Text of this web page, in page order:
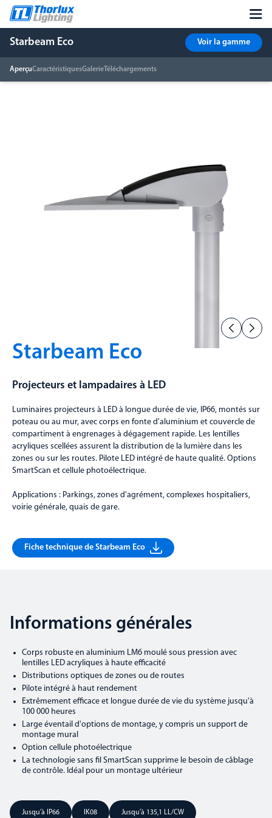
Starbeam Eco
AperçuCaractéristiquesGalerie Téléchargements
Voir la gamme
Starbeam Eco
Projecteurs et lampadaires à LED
Luminaires projecteurs à LED à longue durée de vie, IP66, montés sur
poteau ou au mur, avec corps en fonte d'aluminium et couvercle de
compartiment à engrenages à dégagement rapide. Les lentilles
acryliques scellées assurent la distribution de la lumière dans les
zones ou sur les routes. Pilote LED intégré de haute qualité. Options
SmartScan et cellule photoélectrique.
Applications : Parkings, zones d'agrément, complexes hospitaliers,
voirie générale, quais de gare.
Fiche technique de Starbeam Eco
Informations générales
Corps robuste en aluminium LM6 moulé sous pression avec
lentilles LED acryliques à haute efficacité
Distributions optiques de zones ou de routes
Pilote intégré à haut rendement
Extrêmement efficace et longue durée de vie du système jusqu'à
100 000 heures
Large éventail d'options de montage, y compris un support de
montage mural
Option cellule photoélectrique
La technologie sans fil SmartScan supprime le besoin de câblage
de contrôle. Idéal pour un montage ultérieur
Jusqu’à IP66 IK08 Jusqu’à 135,1 LL/CW